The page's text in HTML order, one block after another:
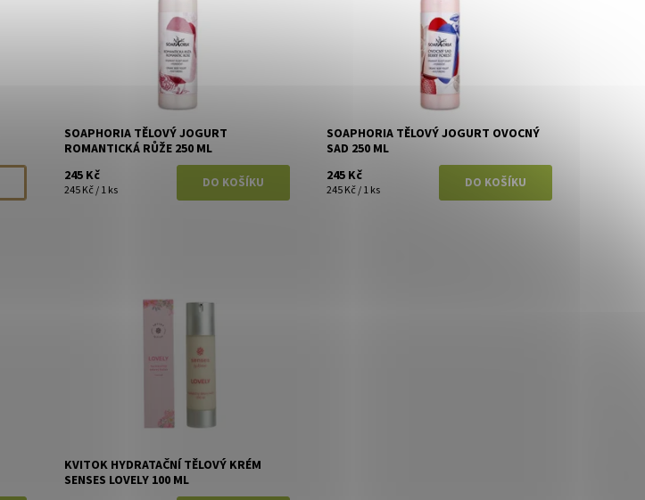
SOAPHORIA TĚLOVÝ JOGURT
ROMANTICKÁ RŮŽE 250 ML
245 Kč
245 Kč / 1 ks
SOAPHORIA TĚLOVÝ JOGURT OVOCNÝ
SAD 250 ML
245 Kč
245 Kč / 1 ks
Kvitok
KVITOK HYDRATAČNÍ TĚLOVÝ KRÉM
SENSES LOVELY 100 ML